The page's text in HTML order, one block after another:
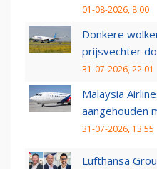
01-08-2026, 8:00
Donkere
prijsvechter
31-07-2026, 22:01
Malaysia
aangehouden
31-07-2026, 13:55
Lufthansa